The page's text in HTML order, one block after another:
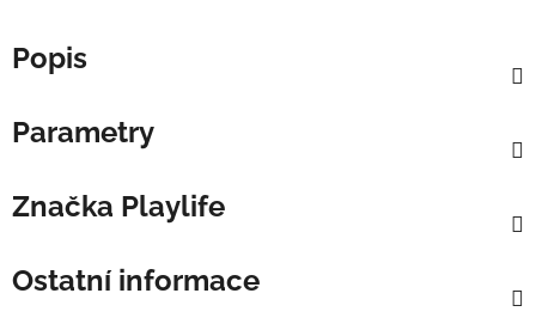
Popis
Parametry
Značka Playlife
Ostatní informace